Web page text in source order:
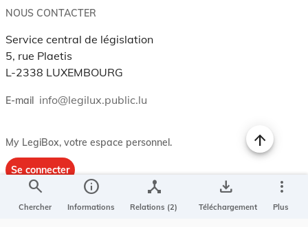
search
Chercher
info
Informations
device_hub
Relations (2)
save_alt
Téléchargement
more_vert
Plus
NOUS CONTACTER
Service central de législation
5, rue Plaetis
L-2338 LUXEMBOURG
E-mail info@legilux.public.lu
My LegiBox, votre espace personnel.
Se connecter
Enregistrer et organiser vos actes préférés, enregistrer vos
recherches, soyez alerté en cas de modification sur un document